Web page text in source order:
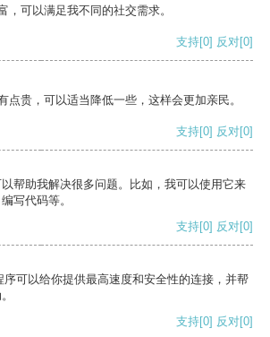
，可以满足我不同的社交需求。
支持[0] 反对[0]
点贵，可以适当降低一些，这样会更加亲民。
支持[0] 反对[0]
帮助我解决很多问题。比如，我可以使用它来
写代码等。
支持[0] 反对[0]
可以给你提供最高速度和安全性的连接，并帮
支持[0] 反对[0]